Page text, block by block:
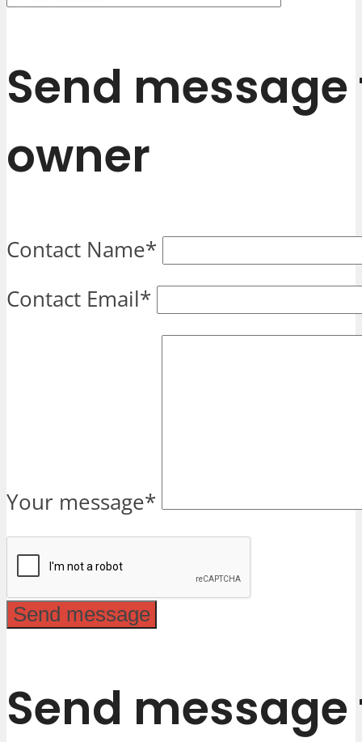
Send
owner
Contact Name*
Contact Email*
Your message*
Send